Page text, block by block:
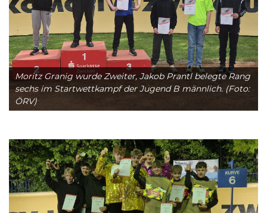
Moritz Granig wurde Zweiter, Jakob Prantl belegte Rang
sechs im Startwettkampf der Jugend B männlich. (Foto:
ÖRV)